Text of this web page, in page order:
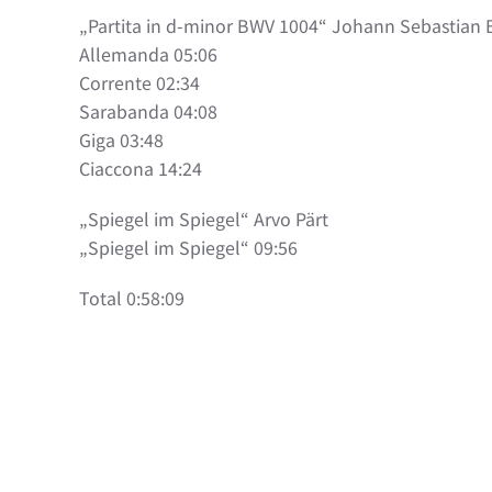
„Partita in d-minor BWV 1004“ Johann Sebastian
Allemanda 05:06
Corrente 02:34
Sarabanda 04:08
Giga 03:48
Ciaccona 14:24
„Spiegel im Spiegel“ Arvo Pärt
„Spiegel im Spiegel“ 09:56
Total 0:58:09